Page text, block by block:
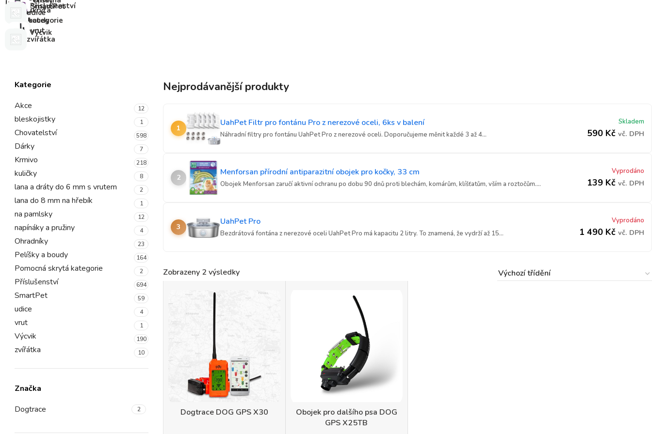
a
boudy
skrytá
kategorie
Příslušenství
SmartPet
udice
vrut
Výcvik
zvířátka
Kategorie
Akce
12
bleskojistky 1
Chovatelství 598
Dárky 7
Krmivo 218
kuličky 8
lana a dráty do 6 mm s vrutem 2
lana do 8 mm na hřebík 1
na pamlsky 12
napínáky a pružiny 4
Ohradníky 23
Pelíšky a boudy 164
Pomocná skrytá kategorie 2
Příslušenství 694
SmartPet 59
udice 4
vrut 1
Výcvik 190
zvířátka 10
Značka
Dogtrace
2
Nejprodávanější produkty
1 UahPet Filtr pro fontánu Pro z nerezové oceli, 6ks v balení
Náhradní filtry pro fontánu UahPet Pro z nerezové oceli. Doporučujeme měnit každé 3 až 4...
Skladem
590 Kč vč. DPH
2 Menforsan přírodní antiparazitní obojek pro kočky, 33 cm
Obojek Menforsan zaručí aktivní ochranu po dobu 90 dnů proti blechám, komárům, klíšťatům, vším a roztočům....
Vyprodáno
139 Kč vč. DPH
3 UahPet Pro
Bezdrátová fontána z nerezové oceli UahPet Pro má kapacitu 2 litry. To znamená, že vydrží až 15...
Vyprodáno
1 490 Kč vč. DPH
Zobrazeny 2 výsledky
Dogtrace DOG GPS X30
Obojek pro dalšího psa DOG
GPS X25TB